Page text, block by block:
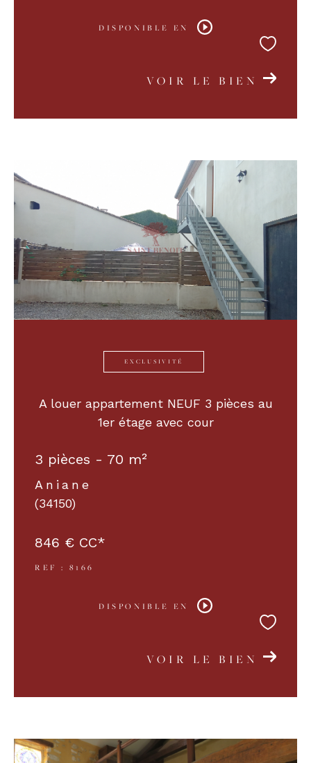
DISPONIBLE EN
VOIR LE BIEN
EXCLUSIVITÉ
A louer appartement NEUF 3 pièces au
1er étage avec cour
3 pièces - 70 m²
Aniane
(34150)
846 € CC*
REF : 8166
DISPONIBLE EN
VOIR LE BIEN